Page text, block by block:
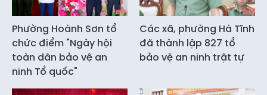
Phường Hoành Sơn tổ
chức điểm "Ngày hội
toàn dân bảo vệ an
ninh Tổ quốc"
Các xã, phường Hà Tĩnh
đã thành lập 827 tổ
bảo vệ an ninh trật tự